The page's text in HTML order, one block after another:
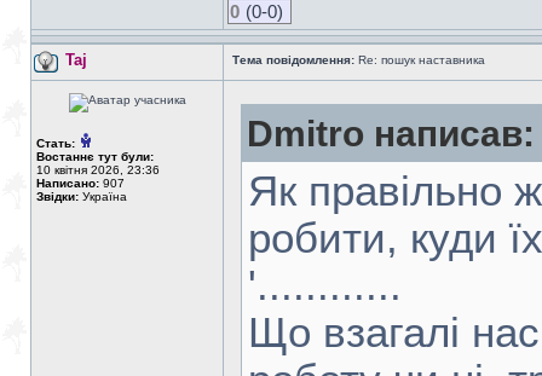
0 (0-0)
Taj Тема повідомлення: Re: пошук наставника
Стать:
Востаннє тут були:
10 квітня 2026, 23:36
Написано: 907
Звідки: Україна
Dmitro написав:
Як правільно
робити, куди
'............
Що взагалі